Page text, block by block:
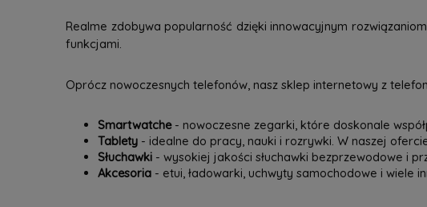
Realme zdobywa popularność dzięki innowacyjnym
funkcjami.
Oprócz nowoczesnych telefonów, nasz sklep internetowy z
Smartwatche- nowoczesne zegarki, które doskonale
Tablety - idealne do pracy, nauki i rozrywki. W naszej
Słuchawki - wysokiej jakości słuchawki bezprzewodowe i
Akcesoria - etui, ładowarki, uchwyty samochodowe i wiele